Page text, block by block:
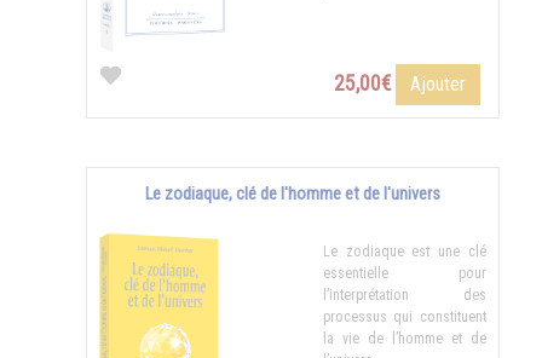
25,00€ Ajouter
Le zodiaque, clé de l'homme et de l'univers
Le zodiaque est une clé
essentielle pour
l’interprétation des
processus qui constituent
la vie de l’homme et de